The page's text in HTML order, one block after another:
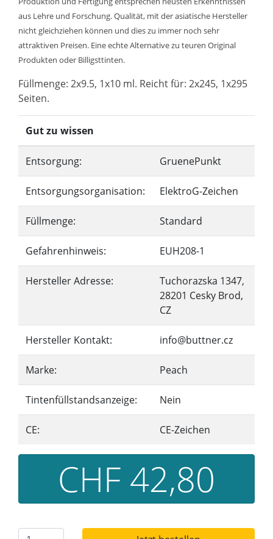
aus Lehre und Forschung. Qualität, mit der asiatische Hersteller
nicht gleichziehen können und dies zu immer noch sehr
attraktiven Preisen. Eine echte Alternative zu teuren Original
Produkten oder Billigsttinten.
Füllmenge: 2x9.5, 1x10 ml. Reicht für: 2x245, 1x295
Seiten.
Gut zu wissen
Entsorgung: GruenePunkt
Entsorgungsorganisation: ElektroG-Zeichen
Füllmenge: Standard
Gefahrenhinweis: EUH208-1
Hersteller Adresse:
Tuchorazska 1347,
28201 Cesky Brod,
CZ
Hersteller Kontakt: info@buttner.cz
Marke: Peach
Tintenfüllstandsanzeige: Nein
CE: CE-Zeichen
CHF 42,80